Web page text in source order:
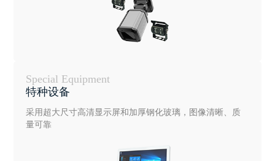
Special Equipment
特种设备
采用超大尺寸高清显示屏和加厚钢化玻璃，图像清晰、质
量可靠